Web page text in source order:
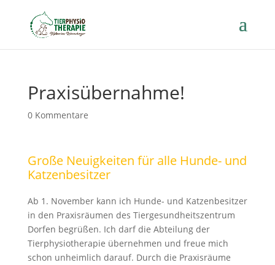
Praxisübernahme!
0 Kommentare
Große Neuigkeiten für alle Hunde- und
Katzenbesitzer
Ab 1. November kann ich Hunde- und Katzenbesitzer
in den Praxisräumen des Tiergesundheitszentrum
Dorfen begrüßen. Ich darf die Abteilung der
Tierphysiotherapie übernehmen und freue mich
schon unheimlich darauf. Durch die Praxisräume